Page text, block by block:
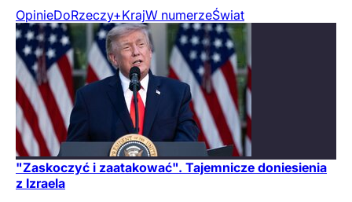
OpinieDoRzeczy+KrajW numerzeŚwiat
"Zaskoczyć i zaatakować". Tajemnicze doniesienia
z Izraela